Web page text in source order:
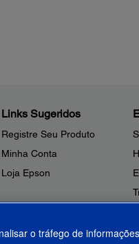
Links Sugeridos
Registre Seu Produto
Minha Conta
Loja Epson
o tráfego de